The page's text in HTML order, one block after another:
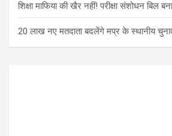
शिक्षा माफिया की खैर नहीं! परीक्षा संशोधन बिल
20 लाख नए मतदाता बदलेंगे मप्र के स्थानीय